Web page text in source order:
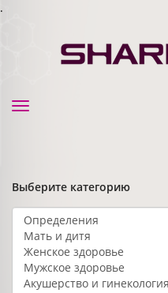
.
Toggle
Выберите категорию